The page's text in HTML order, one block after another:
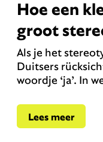
Hoe een
groot
Als je het
Duitsers
woordje ‘ja’. In
Lees meer